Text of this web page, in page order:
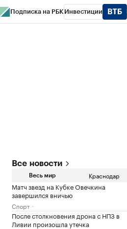
Подписка на РБК Инвестиции
Все новости
Весь мир Краснодар
Матч звезд на Кубке Овечкина
завершился вничью
Спорт
После столкновения дрона с НПЗ в
Ливии произошла утечка